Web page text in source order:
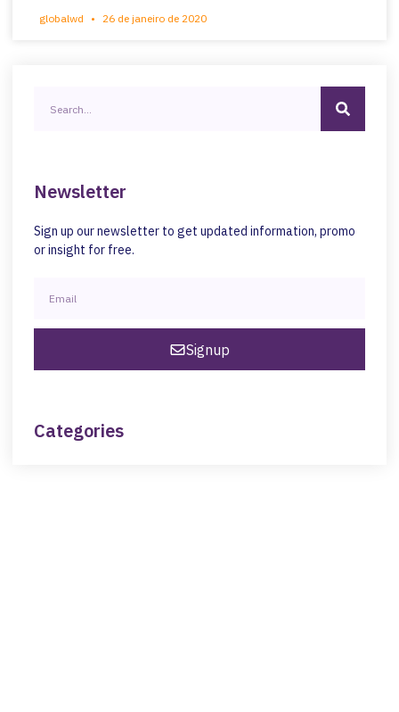
globalwd 26 de janeiro de 2020
Newsletter
Sign up our newsletter to get updated information, promo
or insight for free.
Signup
Categories